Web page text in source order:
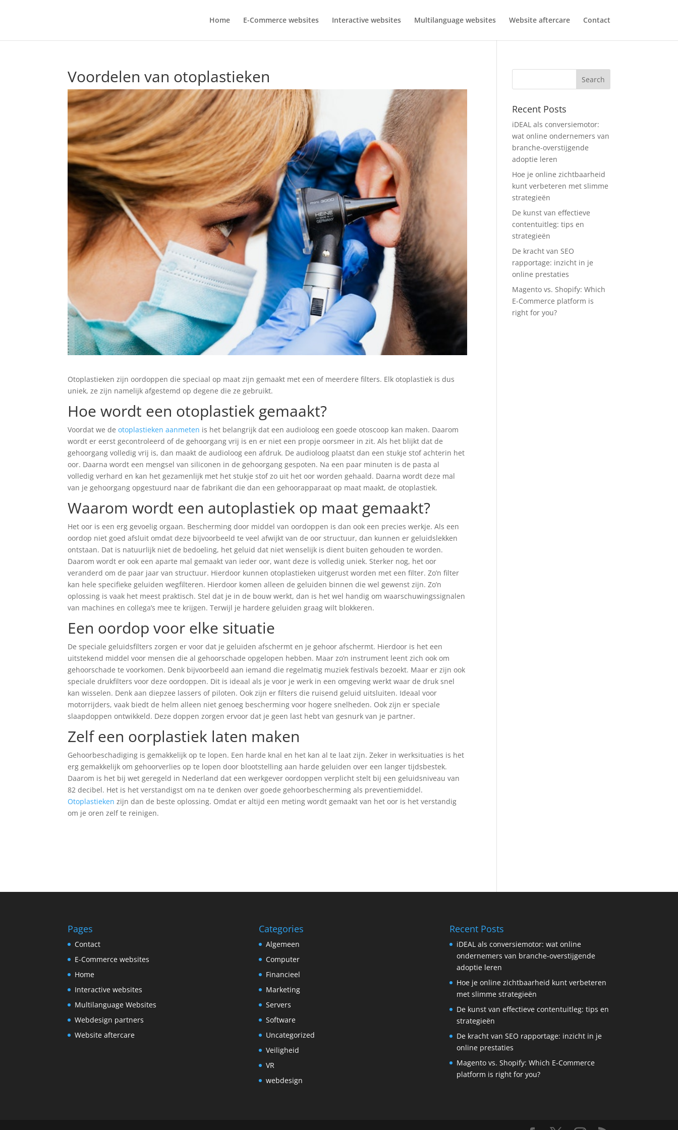
Home E-Commerce websites Interactive websites Multilanguage websites Website aftercare Contact
Voordelen van otoplastieken
Otoplastieken zijn oordoppen die speciaal op maat zijn gemaakt met een of meerdere filters. Elk otoplastiek is dus
uniek, ze zijn namelijk afgestemd op degene die ze gebruikt.
Hoe wordt een otoplastiek gemaakt?
Voordat we deotoplastieken aanmeten is het belangrijk dat een audioloog een goede otoscoop kan maken. Daarom
wordt er eerst gecontroleerd of de gehoorgang vrij is en er niet een propje oorsmeer in zit. Als het blijkt dat de
gehoorgang volledig vrij is, dan maakt de audioloog een afdruk. De audioloog plaatst dan een stukje stof achterin het
oor. Daarna wordt een mengsel van siliconen in de gehoorgang gespoten. Na een paar minuten is de pasta al
volledig verhard en kan het gezamenlijk met het stukje stof zo uit het oor worden gehaald. Daarna wordt deze mal
van je gehoorgang opgestuurd naar de fabrikant die dan een gehoorapparaat op maat maakt, de otoplastiek.
Waarom wordt een autoplastiek op maat gemaakt?
Het oor is een erg gevoelig orgaan. Bescherming door middel van oordoppen is dan ook een precies werkje. Als een
oordop niet goed afsluit omdat deze bijvoorbeeld te veel afwijkt van de oor structuur, dan kunnen er geluidslekken
ontstaan. Dat is natuurlijk niet de bedoeling, het geluid dat niet wenselijk is dient buiten gehouden te worden.
Daarom wordt er ook een aparte mal gemaakt van ieder oor, want deze is volledig uniek. Sterker nog, het oor
veranderd om de paar jaar van structuur. Hierdoor kunnen otoplastieken uitgerust worden met een filter. Zo’n filter
kan hele specifieke geluiden wegfilteren. Hierdoor komen alleen de geluiden binnen die wel gewenst zijn. Zo’n
oplossing is vaak het meest praktisch. Stel dat je in de bouw werkt, dan is het wel handig om waarschuwingssignalen
van machines en collega’s mee te krijgen. Terwijl je hardere geluiden graag wilt blokkeren.
Een oordop voor elke situatie
De speciale geluidsfilters zorgen er voor dat je geluiden afschermt en je gehoor afschermt. Hierdoor is het een
uitstekend middel voor mensen die al gehoorschade opgelopen hebben. Maar zo’n instrument leent zich ook om
gehoorschade te voorkomen. Denk bijvoorbeeld aan iemand die regelmatig muziek festivals bezoekt. Maar er zijn ook
speciale drukfilters voor deze oordoppen. Dit is ideaal als je voor je werk in een omgeving werkt waar de druk snel
kan wisselen. Denk aan diepzee lassers of piloten. Ook zijn er filters die ruisend geluid uitsluiten. Ideaal voor
motorrijders, vaak biedt de helm alleen niet genoeg bescherming voor hogere snelheden. Ook zijn er speciale
slaapdoppen ontwikkeld. Deze doppen zorgen ervoor dat je geen last hebt van gesnurk van je partner.
Zelf een oorplastiek laten maken
Gehoorbeschadiging is gemakkelijk op te lopen. Een harde knal en het kan al te laat zijn. Zeker in werksituaties is het
erg gemakkelijk om gehoorverlies op te lopen door blootstelling aan harde geluiden over een langer tijdsbestek.
Daarom is het bij wet geregeld in Nederland dat een werkgever oordoppen verplicht stelt bij een geluidsniveau van
82 decibel. Het is het verstandigst om na te denken over goede gehoorbescherming als preventiemiddel.
Otoplastieken zijn dan de beste oplossing. Omdat er altijd een meting wordt gemaakt van het oor is het verstandig
om je oren zelf te reinigen.
Recent Posts
iDEAL als conversiemotor:
wat online ondernemers van
branche-overstijgende
adoptie leren
Hoe je online zichtbaarheid
kunt verbeteren met slimme
strategieën
De kunst van effectieve
contentuitleg: tips en
strategieën
De kracht van SEO
rapportage: inzicht in je
online prestaties
Magento vs. Shopify: Which
E-Commerce platform is
right for you?
Pages
Contact
E-Commerce websites
Home
Interactive websites
Multilanguage Websites
Webdesign partners
Website aftercare
Categories
Algemeen
Computer
Financieel
Marketing
Servers
Software
Uncategorized
Veiligheid
VR
webdesign
Recent Posts
iDEAL als conversiemotor: wat online
ondernemers van branche-overstijgende
adoptie leren
Hoe je online zichtbaarheid kunt verbeteren
met slimme strategieën
De kunst van effectieve contentuitleg: tips en
strategieën
De kracht van SEO rapportage: inzicht in je
online prestaties
Magento vs. Shopify: Which E-Commerce
platform is right for you?